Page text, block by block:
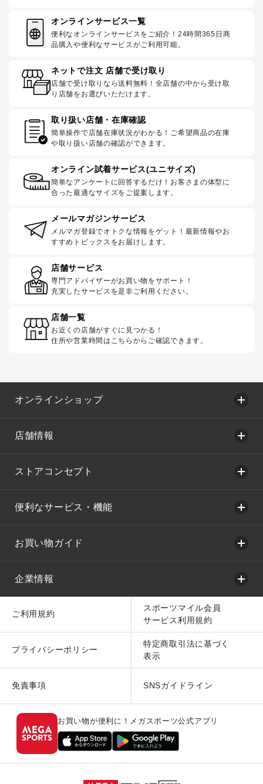
オンラインサービス一覧
便利なオンラインサービスをご紹介！24時間365日商
品購入や便利なサービスがご利用可能。
ネットで注文 店舗で受け取り
店舗で受け取りなら送料無料！全店舗の中から受け取
り店舗をお選びいただけます。
取り扱い店舗・在庫確認
簡単操作で店舗在庫状況がわかる！ご希望商品の在庫
や取り扱い店舗の確認ができます。
オンライン試着サービス(ユニサイズ)
簡単なアンケートに回答するだけ！お客さまの体型に
合った最適なサイズをご提案します。
メールマガジンサービス
メルマガ登録でオトクな情報をゲット！最新情報やお
すすめトピックスをお届けします。
店舗サービス
専門アドバイザーがお買い物をサポート！
充実したサービスを是非ご利用ください。
店舗一覧
お近くの店舗がすぐに見つかる！
住所や営業時間はこちらからご確認できます。
オンラインショップ
店舗情報
ストアコンセプト
便利なサービス・機能
お買い物ガイド
企業情報
ご利用規約
スポーツマイル会員
サービス利用規約
プライバシーポリシー
特定商取引法に基づく
表示
免責事項 SNSガイドライン
お買い物が便利に！メガスポーツ公式アプリ